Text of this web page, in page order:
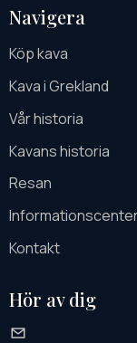
Navigera
Köp kava
Kava i Grekland
Vår historia
Kavans historia
Resan
Kontakt
Hör av dig